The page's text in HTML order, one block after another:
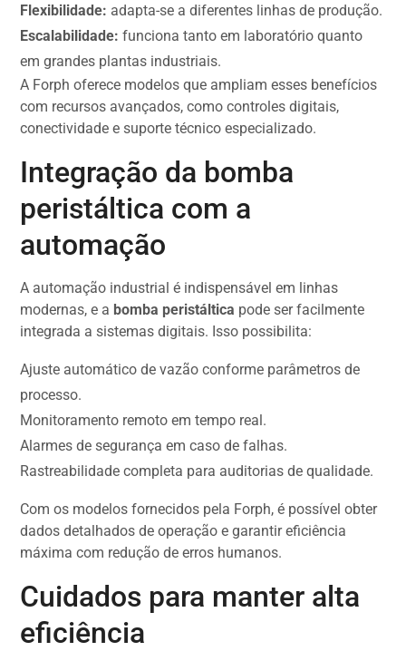
Flexibilidade: adapta-se a diferentes linhas de produção.
Escalabilidade: funciona tanto em laboratório quanto
em grandes plantas industriais.
A Forph oferece modelos que ampliam esses benefícios
com recursos avançados, como controles digitais,
conectividade e suporte técnico especializado.
Integração da bomba
peristáltica com a
automação
A automação industrial é indispensável em linhas
modernas, e a bomba peristáltica pode ser facilmente
integrada a sistemas digitais. Isso possibilita:
Ajuste automático de vazão conforme parâmetros de
processo.
Monitoramento remoto em tempo real.
Alarmes de segurança em caso de falhas.
Rastreabilidade completa para auditorias de qualidade.
Com os modelos fornecidos pela Forph, é possível obter
dados detalhados de operação e garantir eficiência
máxima com redução de erros humanos.
Cuidados para manter alta
eficiência